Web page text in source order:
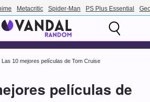
Metacritic Spider-Man PS Plus Essential
Las 10 mejores películas de Tom Cruise
películas de